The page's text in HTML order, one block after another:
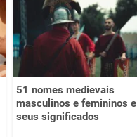
51 nomes medievais
masculinos e femininos e
seus significados